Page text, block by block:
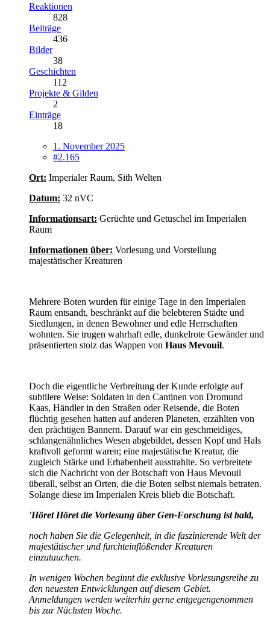
Reaktionen
828
Beiträge
436
Bilder
38
Geschichten
112
Projekte & Gilden
2
Einträge
18
1. November 2025
#2.165
Ort: Imperialer Raum, Sith Welten
Datum: 32 nVC
Informationsart: Gerüchte und Getuschel im Imperialen
Raum
Informationen über: Vorlesung und Vorstellung
majestätischer Kreaturen
Mehrere Boten wurden für einige Tage in den Imperialen
Raum entsandt, beschränkt auf die belebteren Städte und
Siedlungen, in denen Bewohner und edle Herrschaften
wohnten. Sie trugen wahrhaft edle, dunkelrote Gewänder und
präsentierten stolz das Wappen von Haus Mevouil.
Doch die eigentliche Verbreitung der Kunde erfolgte auf
subtilere Weise: Soldaten in den Cantinen von Dromund
Kaas, Händler in den Straßen oder Reisende, die Boten
flüchtig gesehen hatten auf anderen Planeten, erzählten von
den prächtigen Bannern. Darauf war ein geschmeidiges,
schlangenähnliches Wesen abgebildet, dessen Kopf und Hals
kraftvoll geformt waren; eine majestätische Kreatur, die
zugleich Stärke und Erhabenheit ausstrahlte. So verbreitete
sich die Nachricht von der Botschaft von Haus Mevouil
überall, selbst an Orten, die die Boten selbst niemals betraten.
Solange diese im Imperialen Kreis blieb die Botschaft.
'Höret Höret die Vorlesung über Gen-Forschung ist bald,
noch haben Sie die Gelegenheit, in die faszinierende Welt der
majestätischer und furchteinflößender Kreaturen
einzutauchen.
In wenigen Wochen beginnt die exklusive Vorlesungsreihe zu
den neuesten Entwicklungen auf diesem Gebiet.
Anmeldungen werden weiterhin gerne entgegengenommen
bis zur Nächsten Woche.